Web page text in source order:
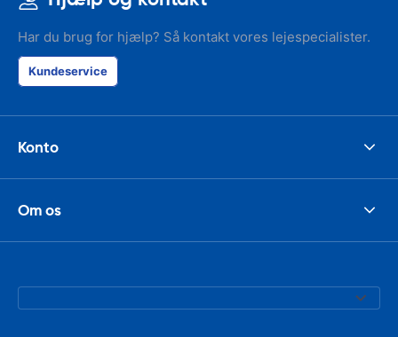
Har du brug for hjælp? Så kontakt vores lejespecialister.
Kundeservice
Konto
Om os